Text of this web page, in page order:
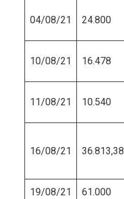
04/08/21 24.800
10/08/21 16.478
11/08/21 10.540
16/08/21 36.813,38
19/08/21 61.000